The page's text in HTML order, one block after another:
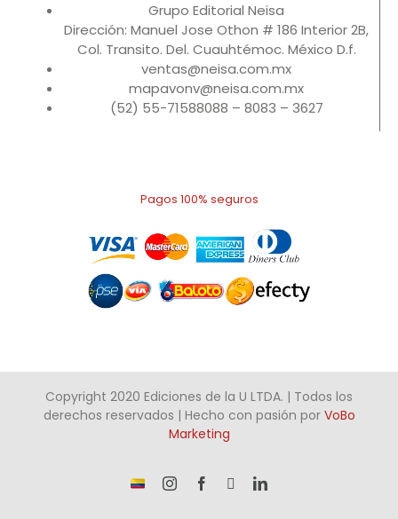
Grupo Editorial Neisa
Dirección: Manuel Jose Othon # 186 Interior 2B,
Col. Transito. Del. Cuauhtémoc. México D.f.
ventas@neisa.com.mx
mapavonv@neisa.com.mx
(52) 55-71588088 – 8083 – 3627
Pagos 100% seguros
Copyright 2020 Ediciones de la U LTDA. | Todos los
derechos reservados | Hecho con pasión por VoBo
Marketing
¡Somos InstagramFacebook LinkedIn